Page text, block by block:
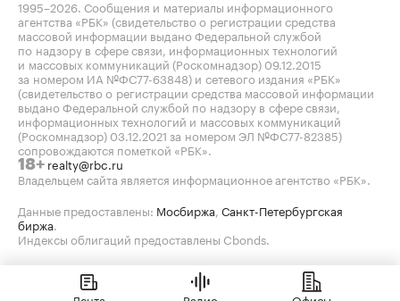
1995–2026 . Сообщения и материалы информационного
агентства «РБК» (свидетельство о регистрации средства
массовой информации выдано Федеральной службой
по надзору в сфере связи, информационных технологий
и массовых коммуникаций (Роскомнадзор) 09.12.2015
за номером ИА №ФС77-63848) и сетевого издания «РБК»
(свидетельство о регистрации средства массовой информации
выдано Федеральной службой по надзору в сфере связи,
информационных технологий и массовых коммуникаций
(Роскомнадзор) 03.12.2021 за номером ЭЛ №ФС77-82385)
сопровождаются пометкой «РБК».
18+ realty@rbc.ru
Владельцем сайта является информационное агентство «РБК».
Данные предоставлены: Мосбиржа Санкт-Петербургская
биржа
Индексы облигаций предоставлены Cbonds.